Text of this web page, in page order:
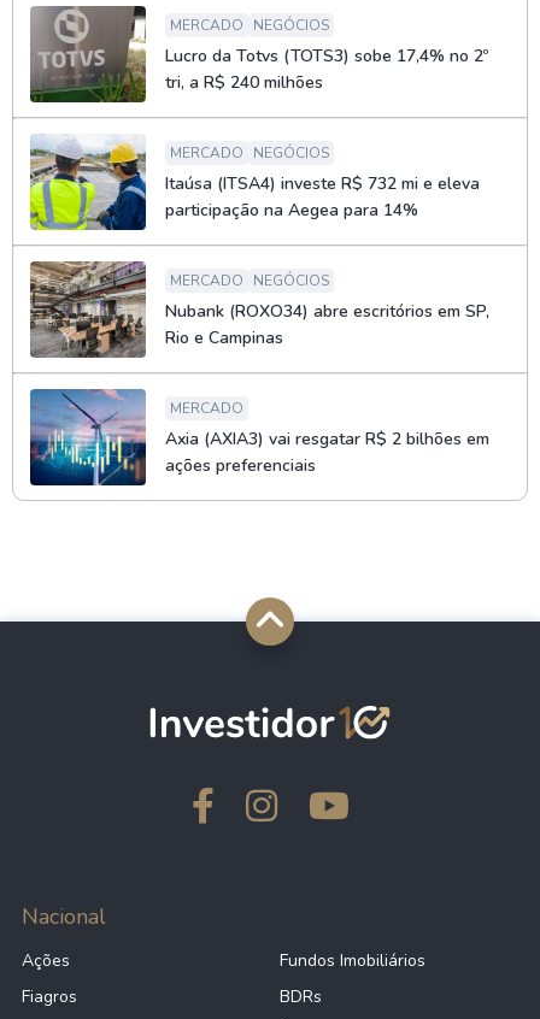
MERCADO NEGÓCIOS
Lucro da Totvs (TOTS3) sobe 17,4% no 2º
tri, a R$ 240 milhões
MERCADO NEGÓCIOS
Itaúsa (ITSA4) investe R$ 732 mi e eleva
participação na Aegea para 14%
MERCADO NEGÓCIOS
Nubank (ROXO34) abre escritórios em SP,
Rio e Campinas
MERCADO
Axia (AXIA3) vai resgatar R$ 2 bilhões em
ações preferenciais
Nacional
Ações
Fundos Imobiliários
Fiagros
BDRs